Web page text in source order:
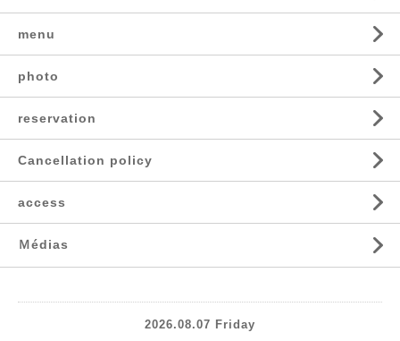
menu
photo
reservation
Cancellation policy
access
Ｍédias
2026.08.07 Friday